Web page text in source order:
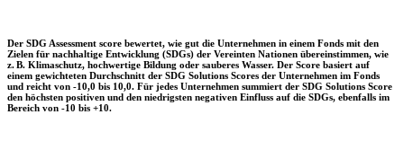
Der SDG Assessment score bewertet, wie gut die Unternehmen in einem Fonds mit den
Zielen für nachhaltige Entwicklung (SDGs) der Vereinten Nationen übereinstimmen, wie
z. B. Klimaschutz, hochwertige Bildung oder sauberes Wasser. Der Score basiert auf
einem gewichteten Durchschnitt der SDG Solutions Scores der Unternehmen im Fonds
und reicht von -10,0 bis 10,0. Für jedes Unternehmen summiert der SDG Solutions Score
den höchsten positiven und den niedrigsten negativen Einfluss auf die SDGs, ebenfalls im
Bereich von -10 bis +10.